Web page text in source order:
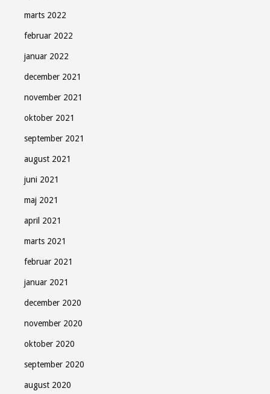
marts 2022
februar 2022
januar 2022
december 2021
november 2021
oktober 2021
september 2021
august 2021
juni 2021
maj 2021
april 2021
marts 2021
februar 2021
januar 2021
december 2020
november 2020
oktober 2020
september 2020
august 2020